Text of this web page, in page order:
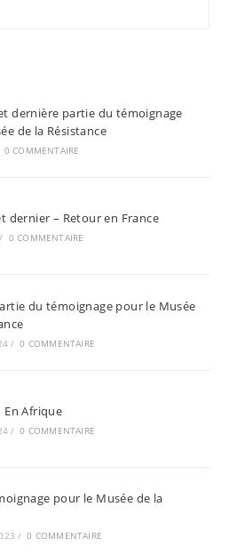
dernière partie du témoignage
de la Résistance
0 COMMENTAIRE
dernier – Retour en France
/ 0 COMMENTAIRE
du témoignage pour le Musée
/ 0 COMMENTAIRE
En Afrique
/ 0 COMMENTAIRE
pour le Musée de la
/ 0 COMMENTAIRE